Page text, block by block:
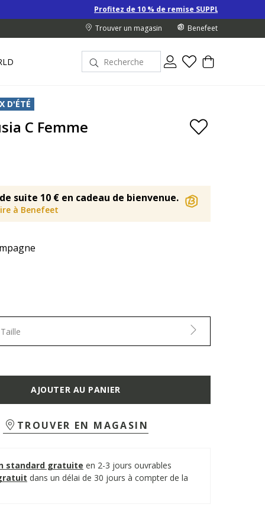
Profitez de 10 % de remise SUPPLÉMENTAIRE sur les
Trouver un magasin
Benefeet
D'ÉTÉ
C Femme
suite 10 € en cadeau de bienvenue.
à Benefeet
AJOUTER AU PANIER
TROUVER EN MAGASIN
standard gratuite en 2-3 jours ouvrables
dans un délai de 30 jours à compter de la